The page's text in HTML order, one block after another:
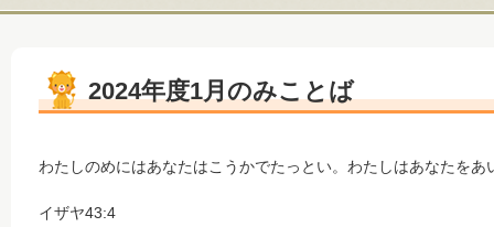
2024年度1月のみことば
わたしのめにはあなたはこうかでたっとい。わたしはあなたをあ
イザヤ43:4